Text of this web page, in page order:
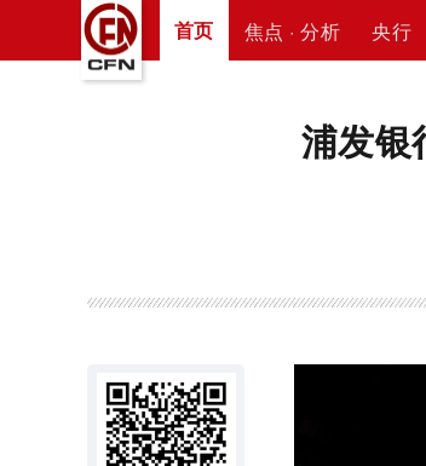
首页 焦点 · 分析 央行
浦发银